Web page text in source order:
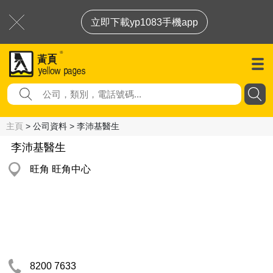
立即下載yp1083手機app
主頁 > 公司資料 > 李沛基醫生
李沛基醫生
旺角 旺角中心
8200 7633